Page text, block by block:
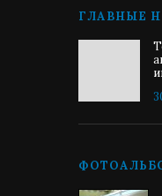
ГЛАВНЫЕ